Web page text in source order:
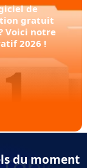
de
gratuit
Voici notre
2026 !
du moment